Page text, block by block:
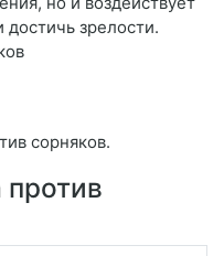
зрелости.
сорняков.